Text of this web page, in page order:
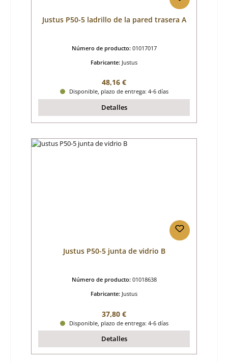
Justus P50-5 ladrillo de la pared trasera A
Número de producto: 01017017
Fabricante: Justus
Precio normal:
48,16 €
Disponible, plazo de entrega: 4-6 días
Detalles
Justus P50-5 junta de vidrio B
Número de producto: 01018638
Fabricante: Justus
Precio normal:
37,80 €
Disponible, plazo de entrega: 4-6 días
Detalles